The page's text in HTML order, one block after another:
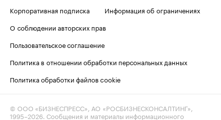
Корпоративная подписка
Информация об ограничениях
О соблюдении авторских прав
Пользовательское соглашение
Политика в отношении обработки персональных данных
Политика обработки файлов cookie
© ООО «БИЗНЕСПРЕСС», АО «РОСБИЗНЕСКОНСАЛТИНГ»,
1995–2026 . Сообщения и материалы информационного